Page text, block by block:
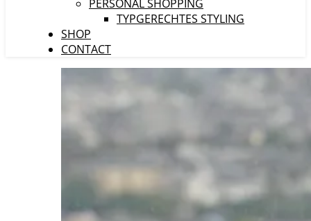
PERSONAL SHOPPING
TYPGERECHTES STYLING
SHOP
CONTACT